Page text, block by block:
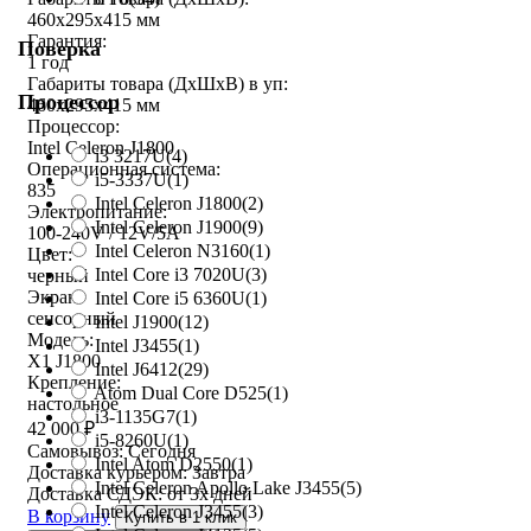
Поверка
Процессор
i3 3217U(4)
i5-3337U(1)
Intel Celeron J1800(2)
Intel Celeron J1900(9)
Intel Celeron N3160(1)
Intel Core i3 7020U(3)
Intel Core i5 6360U(1)
Intel J1900(12)
Intel J3455(1)
Intel J6412(29)
Atom Dual Core D525(1)
i3-1135G7(1)
i5-8260U(1)
Intel Atom D2550(1)
Intel Celeron Apollo Lake J3455(5)
Intel Celeron J3455(3)
460x295x415 мм
Гарантия:
1 год
Габариты товара (ДxШxВ) в уп:
460x295x415 мм
Процессор:
Intel Celeron J1800
Операционная система:
835
Электропитание:
100-240V / 12V/5A
Цвет:
черный
Экран:
сенсорный
Модель:
X1 J1800
Крепление:
настольное
42 000₽
Самовывоз:Сегодня
Доставка курьером:Завтра
Доставка СДЭК:от 3х дней
В корзину
Купить в 1 клик